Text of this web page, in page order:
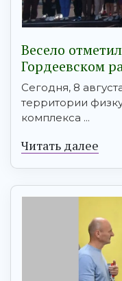
Весело
Гордеевском
Сегодня, 8
территории
комплекса ...
Читать далее